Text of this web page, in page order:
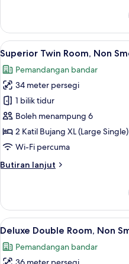
Double
Room,
Non
Smoking
(Plus)
Lihat
semua
foto
untuk
Superior
Twin
Room,
Non
Smoking
(Plus)
8
Superior Twin Room, Non
Pemandangan bandar
34 meter persegi
1 bilik tidur
Boleh menampung 6
2 Katil Bujang XL (Large Single)
Wi-Fi percuma
Butiran lanjut
Butiran
Twin
Room,
Non
(Plus)
Lihat
semua
foto
10
Deluxe Double Room, Non
Pemandangan bandar